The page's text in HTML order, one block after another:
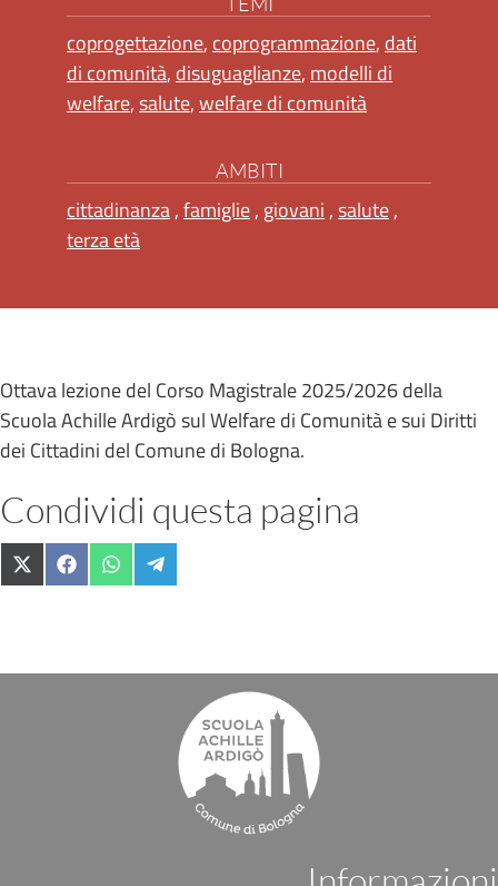
coprogettazione, coprogrammazione, dati
di comunità, disuguaglianze, modelli di
welfare,salute,welfare di comunità
AMBITI
cittadinanza,famiglie, giovani ,salute,
terza età
Ottava lezione del Corso Magistrale 2025/2026 della
Scuola Achille Ardigò sul Welfare di Comunità e sui Diritti
dei Cittadini del Comune di Bologna.
Condividi questa pagina
Share
on
X
(
t
Share
on
F
a
o
Share
on
W
h
A
Share
on
e
r